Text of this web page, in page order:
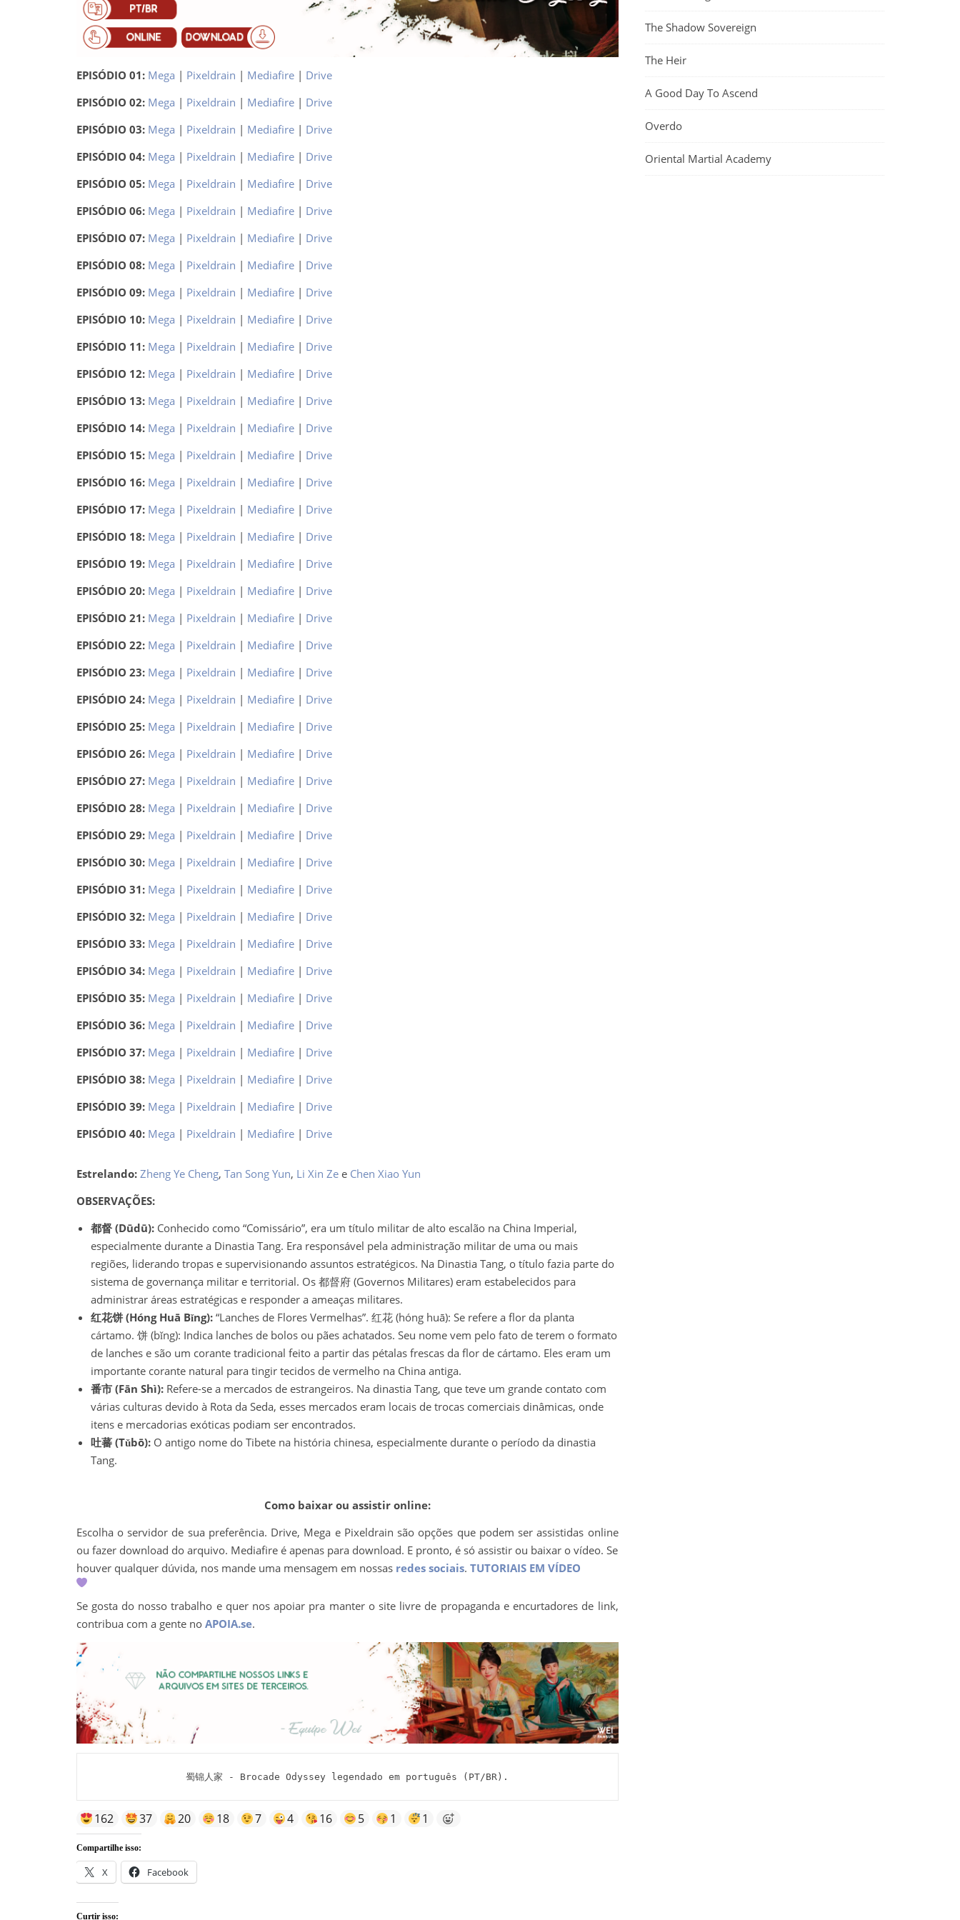
EPISÓDIO 01: Mega | Pixeldrain | Mediafire| Drive
EPISÓDIO 02: Mega | Pixeldrain | Mediafire| Drive
EPISÓDIO 03: Mega | Pixeldrain | Mediafire| Drive
EPISÓDIO 04: Mega | Pixeldrain | Mediafire| Drive
EPISÓDIO 05: Mega | Pixeldrain | Mediafire| Drive
EPISÓDIO 06: Mega | Pixeldrain | Mediafire| Drive
EPISÓDIO 07: Mega | Pixeldrain | Mediafire| Drive
EPISÓDIO 08: Mega | Pixeldrain | Mediafire| Drive
EPISÓDIO 09: Mega | Pixeldrain | Mediafire| Drive
EPISÓDIO 10: Mega | Pixeldrain | Mediafire| Drive
EPISÓDIO 11: Mega | Pixeldrain | Mediafire| Drive
EPISÓDIO 12: Mega | Pixeldrain | Mediafire| Drive
EPISÓDIO 13: Mega | Pixeldrain | Mediafire| Drive
EPISÓDIO 14: Mega | Pixeldrain | Mediafire| Drive
EPISÓDIO 15: Mega | Pixeldrain | Mediafire| Drive
EPISÓDIO 16: Mega | Pixeldrain | Mediafire| Drive
EPISÓDIO 17: Mega | Pixeldrain | Mediafire| Drive
EPISÓDIO 18: Mega | Pixeldrain | Mediafire| Drive
EPISÓDIO 19: Mega | Pixeldrain | Mediafire| Drive
EPISÓDIO 20: Mega | Pixeldrain | Mediafire| Drive
EPISÓDIO 21: Mega | Pixeldrain | Mediafire| Drive
EPISÓDIO 22: Mega | Pixeldrain | Mediafire| Drive
EPISÓDIO 23: Mega | Pixeldrain | Mediafire| Drive
EPISÓDIO 24: Mega | Pixeldrain | Mediafire| Drive
EPISÓDIO 25: Mega | Pixeldrain | Mediafire| Drive
EPISÓDIO 26: Mega | Pixeldrain | Mediafire| Drive
EPISÓDIO 27: Mega | Pixeldrain | Mediafire| Drive
EPISÓDIO 28: Mega | Pixeldrain | Mediafire| Drive
EPISÓDIO 29: Mega | Pixeldrain | Mediafire| Drive
EPISÓDIO 30: Mega | Pixeldrain | Mediafire| Drive
EPISÓDIO 31: Mega | Pixeldrain | Mediafire| Drive
EPISÓDIO 32: Mega | Pixeldrain | Mediafire| Drive
EPISÓDIO 33: Mega | Pixeldrain | Mediafire| Drive
EPISÓDIO 34: Mega | Pixeldrain | Mediafire| Drive
EPISÓDIO 35: Mega | Pixeldrain | Mediafire| Drive
EPISÓDIO 36: Mega | Pixeldrain | Mediafire| Drive
EPISÓDIO 37: Mega | Pixeldrain | Mediafire| Drive
EPISÓDIO 38: Mega | Pixeldrain | Mediafire| Drive
EPISÓDIO 39: Mega | Pixeldrain | Mediafire| Drive
EPISÓDIO 40: Mega | Pixeldrain | Mediafire| Drive
Estrelando: Zheng Ye Cheng, Tan Song Yun, Li Xin Zee Chen Xiao Yun
OBSERVAÇÕES:
都督 (Dūdū):Conhecido como “Comissário”, era um título militar de alto escalão na China Imperial,
especialmente durante a Dinastia Tang. Era responsável pela administração militar de uma ou mais
regiões, liderando tropas e supervisionando assuntos estratégicos. Na Dinastia Tang, o título fazia parte do
sistema de governança militar e territorial. Os 都督府 (Governos Militares) eram estabelecidos para
administrar áreas estratégicas e responder a ameaças militares.
红花饼 (Hóng Huā Bǐng):“Lanches de Flores Vermelhas”. 红花 (hóng huā): Se refere a flor da planta
cártamo. 饼 (bǐng): Indica lanches de bolos ou pães achatados. Seu nome vem pelo fato de terem o formato
de lanches e são um corante tradicional feito a partir das pétalas frescas da flor de cártamo. Eles eram um
importante corante natural para tingir tecidos de vermelho na China antiga.
番市 (Fān Shì):Refere-se a mercados de estrangeiros. Na dinastia Tang, que teve um grande contato com
várias culturas devido à Rota da Seda, esses mercados eram locais de trocas comerciais dinâmicas, onde
itens e mercadorias exóticas podiam ser encontrados.
吐蕃 (Tǔbō):O antigo nome do Tibete na história chinesa, especialmente durante o período da dinastia
Tang.
Como baixar ou assistir online:
Escolha o servidor de sua preferência. Drive, Mega e Pixeldrain são opções que podem ser assistidas online
ou fazer download do arquivo. Mediafire é apenas para download. E pronto, é só assistir ou baixar o vídeo. Se
houver qualquer dúvida, nos mande uma mensagem em nossas redes sociais. TUTORIAIS EM VÍDEO
Se gosta do nosso trabalho e quer nos apoiar pra manter o site livre de propaganda e encurtadores de link,
contribua com a gente no APOIA.se.
蜀锦人家 - Brocade Odyssey legendado em português (PT/BR).
162 37 20 18 7 4 16 5 1 1
Compartilhe isso:
X Facebook
Curtir isso:
The Shadow Sovereign
The Heir
A Good Day To Ascend
Overdo
Oriental Martial Academy